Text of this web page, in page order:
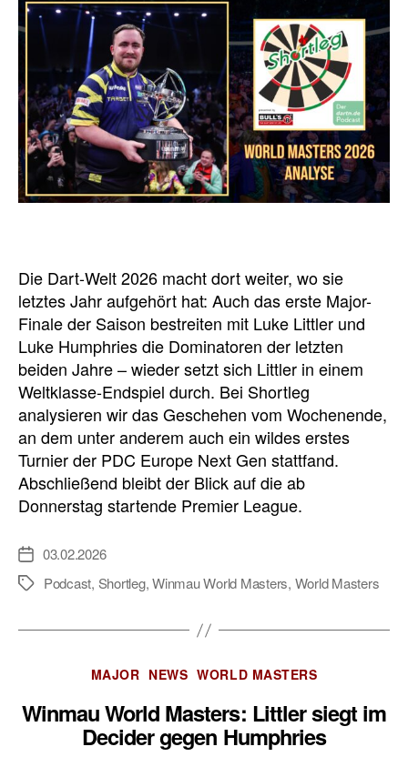
Die Dart-Welt 2026 macht dort weiter, wo sie
letztes Jahr aufgehört hat: Auch das erste Major-
Finale der Saison bestreiten mit Luke Littler und
Luke Humphries die Dominatoren der letzten
beiden Jahre – wieder setzt sich Littler in einem
Weltklasse-Endspiel durch. Bei Shortleg
analysieren wir das Geschehen vom Wochenende,
an dem unter anderem auch ein wildes erstes
Turnier der PDC Europe Next Gen stattfand.
Abschließend bleibt der Blick auf die ab
Donnerstag startende Premier League.
Veröffentlichungsdatum
03.02.2026
Schlagwörter
Podcast, Shortleg,Winmau World Masters, World Masters
Kategorien
MAJOR NEWS WORLD MASTERS
Winmau World Masters: Littler siegt im
Decider gegen Humphries